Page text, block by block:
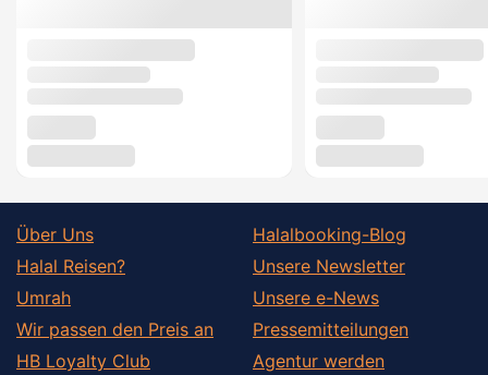
Über Uns
Halal Reisen?
Umrah
Wir passen den Preis an
HB Loyalty Club
Halalbooking-Blog
Unsere Newsletter
Unsere e-News
Pressemitteilungen
Agentur werden